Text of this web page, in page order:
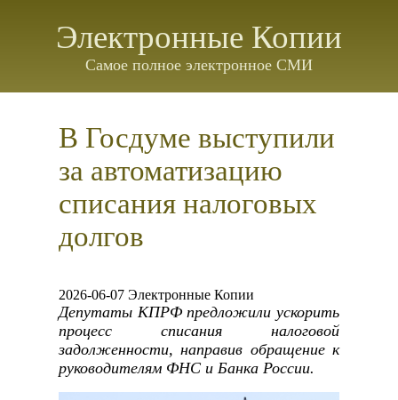
Электронные Копии
Самое полное электронное СМИ
В Госдуме выступили
за автоматизацию
списания налоговых
долгов
2026-06-07 Электронные Копии
Депутаты КПРФ предложили ускорить
процесс списания налоговой
задолженности, направив обращение к
руководителям ФНС и Банка России.